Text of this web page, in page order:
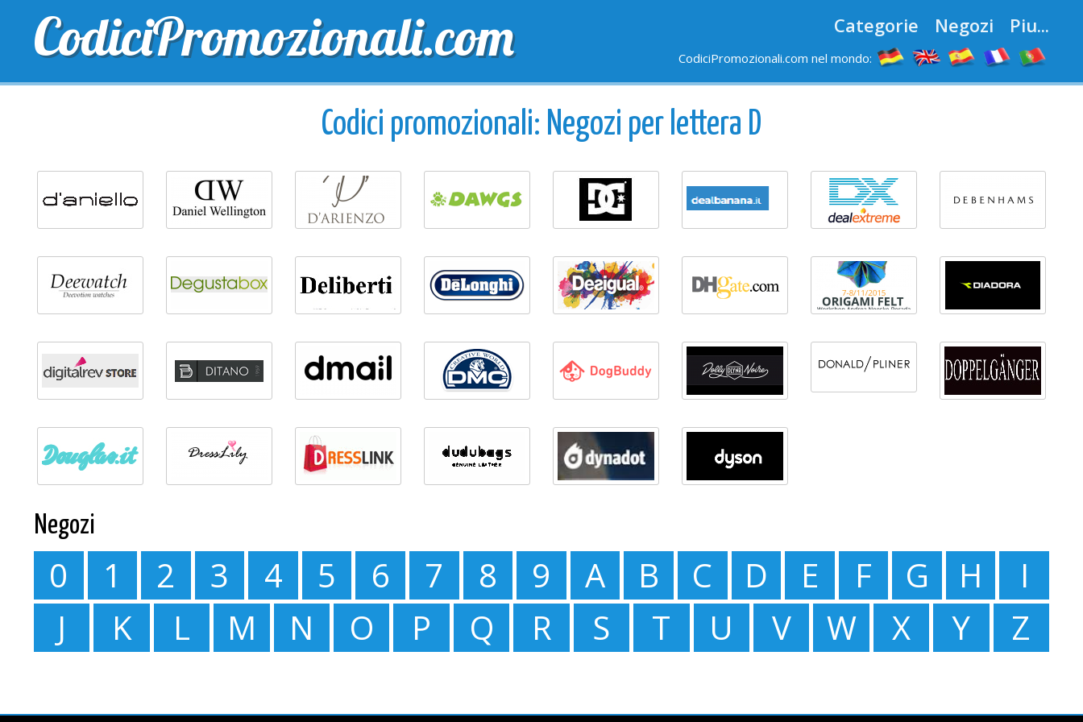
CodiciPromozionali.com Categorie Negozi Piu...
CodiciPromozionali.com nel mondo:
SPEDIZIONE GRATUITE ULTIMI GIORNI
Codici promozionali: Negozi per lettera D
Negozi
0 1 2 3 4 5 6 7 8 9 A B C D E F G H
I
J
K L M N O P Q R S T U V W X Y Z